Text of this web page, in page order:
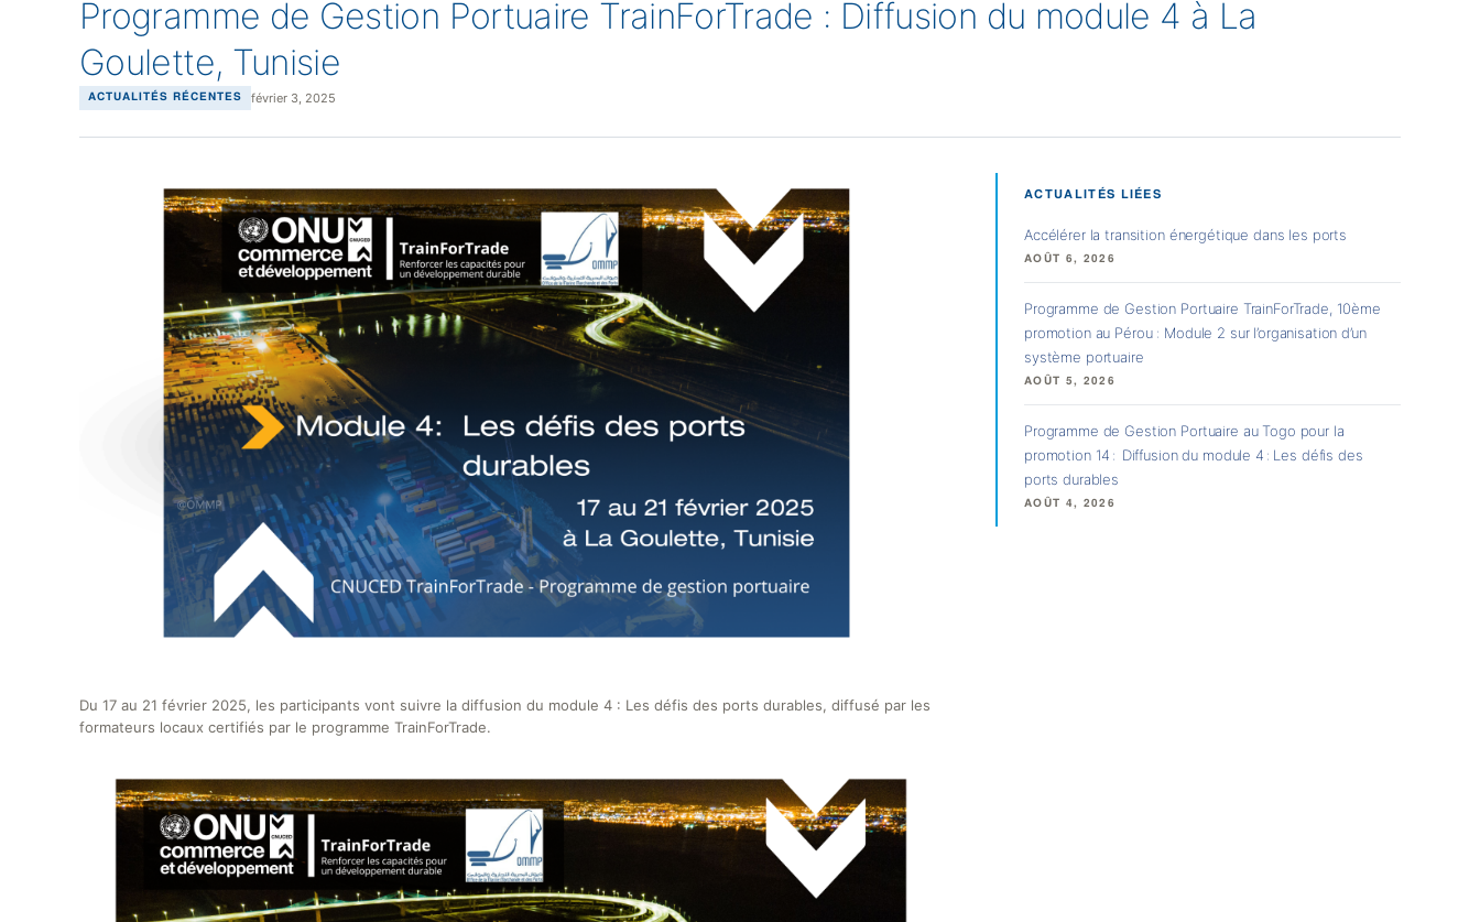
Programme de Gestion Portuaire TrainForTrade : Diffusion du module 4 à La
Goulette, Tunisie
ACTUALITÉS RÉCENTES février 3, 2025
Du 17 au 21 février 2025, les participants vont suivre la diffusion du module 4 : Les défis des ports durables, diffusé par les
formateurs locaux certifiés par le programme TrainForTrade.
ACTUALITÉS LIÉES
Accélérer la transition énergétique dans les ports
AOÛT 6, 2026
Programme de Gestion Portuaire TrainForTrade, 10ème
promotion au Pérou : Module 2 sur l’organisation d’un
système portuaire
AOÛT 5, 2026
Programme de Gestion Portuaire au Togo pour la
promotion 14 : Diffusion du module 4 : Les défis des
ports durables
AOÛT 4, 2026